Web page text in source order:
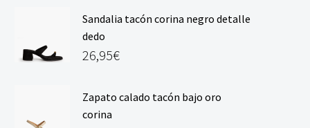
página
de
producto
la
Sandalia tacón corina negro detalle
dedo
26,95€
Zapato calado tacón bajo oro
corina